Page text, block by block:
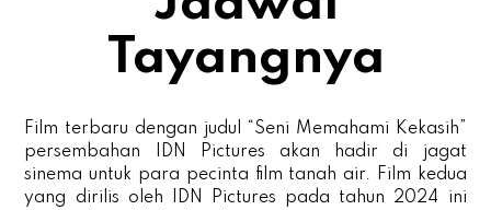
Tayangnya
Film terbaru dengan judul “Seni Memahami Kekasih”
persembahan IDN Pictures akan hadir di jagat
sinema untuk para pecinta film tanah air. Film kedua
yang dirilis oleh IDN Pictures pada tahun 2024 ini